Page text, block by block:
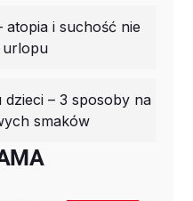
atopia i suchość nie
urlopu
– 3 sposoby na
smaków